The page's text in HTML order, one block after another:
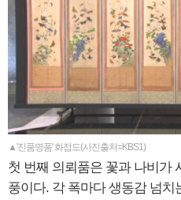
▲'진품명품' 화접도(사진출처=KBS1)
첫 번째 의뢰품은 꽃과 나비가
풍이다. 각 폭마다 생동감 넘